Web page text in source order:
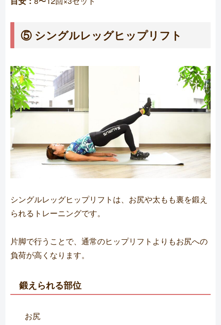
⑤ シングルレッグヒップリフト
シングルレッグヒップリフトは、お尻や太もも裏を鍛え
られるトレーニングです。
片脚で行うことで、通常のヒップリフトよりもお尻への
負荷が高くなります。
鍛えられる部位
お尻